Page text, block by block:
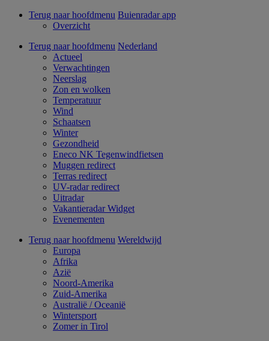
Terug naar hoofdmenu Buienradar app
Overzicht
Terug naar hoofdmenu Nederland
Actueel
Verwachtingen
Neerslag
Zon en wolken
Temperatuur
Wind
Schaatsen
Winter
Gezondheid
Eneco NK Tegenwindfietsen
Muggen redirect
Terras redirect
UV-radar redirect
Uitradar
Vakantieradar Widget
Evenementen
Terug naar hoofdmenu Wereldwijd
Europa
Afrika
Azië
Noord-Amerika
Zuid-Amerika
Australië / Oceanië
Wintersport
Zomer in Tirol